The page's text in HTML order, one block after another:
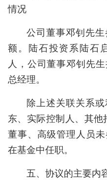
情况
公司董事邓钊先
额。陆石投资系陆石
人，公司董事邓钊先
总经理。
除上述关联关系
东、实际控制人、其
董事、高级管理人员
在基金中任职。
五、协议的主要内